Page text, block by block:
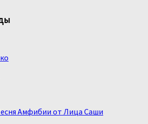
Амфибии от Лица Саши